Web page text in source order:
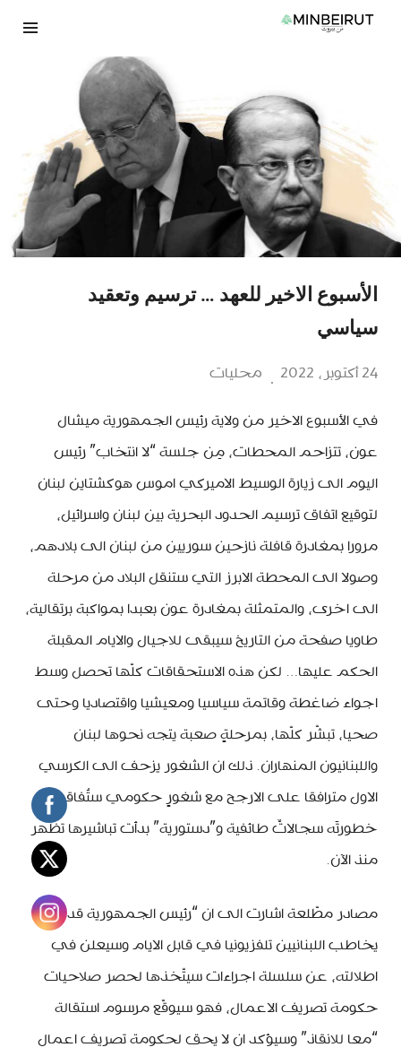
انتقل
الأسبوع الاخير للعهد … ترسيم وتعقيد
سياسي
24 أكتوبر، 2022 محليات
في الأسبوع الاخير من ولاية رئيس الجمهورية ميشال
عون، تتزاحم المحطات، مِن جلسة “لا انتخاب” رئيس
اليوم الى زيارة الوسيط الاميركي اموس هوكشتاين لبنان
لتوقيع اتفاق ترسيم الحدود البحرية بين لبنان واسرائيل،
مرورا بمغادرة قافلة نازحين سوريين من لبنان الى بلادهم،
وصولا الى المحطة الابرز التي ستنقل البلاد من مرحلة
الى اخرى، والمتمثلة بمغادرة عون بعبدا بمواكبة برتقالية،
طاويا صفحة من التاريخ سيبقى للاجيال والايام المقبلة
الحكم عليها… لكن هذه الاستحقاقات كلّها تحصل وسط
اجواء ضاغطة وقاتمة سياسيا ومعيشيا واقتصاديا وحتى
صحيا، تبشّر كلّها، بمرحلةٍ صعبة يتجه نحوها لبنان
واللبنانيون المنهاران. ذلك ان الشغور يزحف الى الكرسي
الاول مترافقا على الارجح مع شغورٍ حكومي ستُفاقم
خطورتَه سجالاتٌ طائفية و”دستورية” بدأت تباشيرها تظهر
منذ الآن.
مصادر مطّلعة اشارت الى ان “رئيس الجمهورية قد
يخاطب اللبنانيين تلفزيونيا في قابل الايام وسيعلن في
اطلالته، عن سلسلة اجراءات سيتّخذها لحصر صلاحيات
حكومة تصريف الاعمال، فهو سيوقّع مرسوم استقالة
“معا للانقاذ” وسيؤكد ان لا يحق لحكومة تصريف اعمال